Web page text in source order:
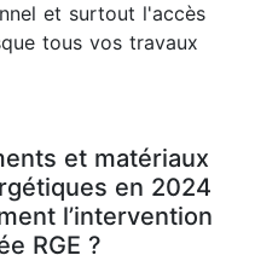
et surtout l'accès
tous vos travaux
et matériaux
en 2024
l’intervention
RGE ?